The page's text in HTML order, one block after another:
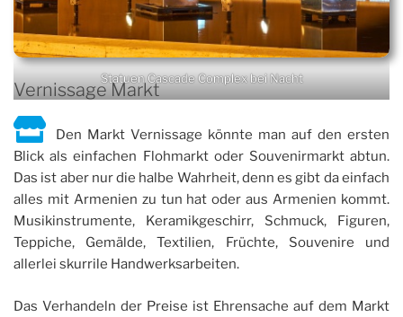
Statuen Cascade Complex bei Nacht
Vernissage Markt
Den Markt Vernissage könnte man auf den ersten
Blick als einfachen Flohmarkt oder Souvenirmarkt abtun.
Das ist aber nur die halbe Wahrheit, denn es gibt da einfach
alles mit Armenien zu tun hat oder aus Armenien kommt.
Musikinstrumente, Keramikgeschirr, Schmuck, Figuren,
Teppiche, Gemälde, Textilien, Früchte, Souvenire und
allerlei skurrile Handwerksarbeiten.
Das Verhandeln der Preise ist Ehrensache auf dem Markt